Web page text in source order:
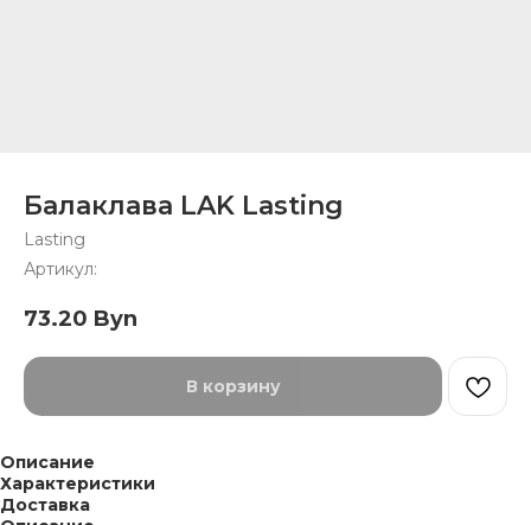
Балаклава LAK Lasting
Lasting
Артикул:
73.20 Byn
В корзину
Описание
Характеристики
Доставка